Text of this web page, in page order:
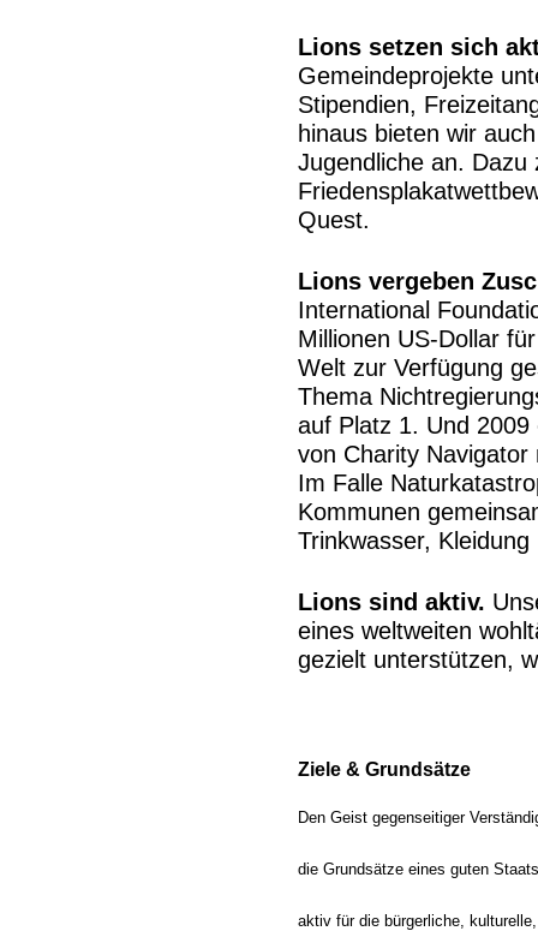
Lions setzen sich
Gemeindeprojekte
Stipendien,
hinaus bieten wir
Jugendliche an. Dazu
Quest.
Lions vergeben
International
Millionen US-Dollar
Welt zur Verfügung
Thema
auf Platz 1. Und
von Charity
Im Falle
Kommunen
Trinkwasser,
Lions sind aktiv.
eines weltweiten
gezielt unterstützen,
Ziele & Grundsätze
Den Geist gegenseitiger
die Grundsätze eines guten
aktiv für die bürgerliche,